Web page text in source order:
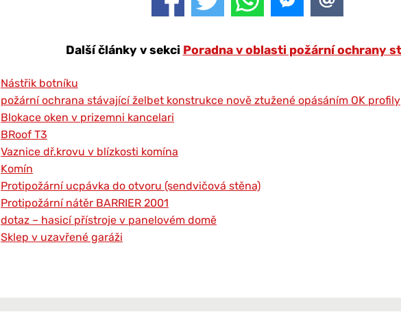
Další články v sekci Poradna v oblasti požární ochrany
Nástřik botníku
požární ochrana stávající želbet konstrukce nově ztužené opásáním OK profily
Blokace oken v prizemni kancelari
BRoof T3
Vaznice dř.krovu v blízkosti komína
Komín
Protipožární ucpávka do otvoru (sendvičová stěna)
Protipožární nátěr BARRIER 2001
dotaz – hasicí přístroje v panelovém domě
Sklep v uzavřené garáži